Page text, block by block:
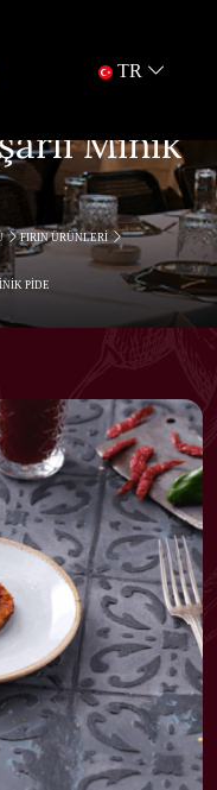
TR
Minik
FIRIN ÜRÜNLERI
PIDE